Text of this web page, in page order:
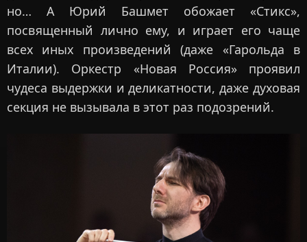
но… А Юрий Башмет обожает «Стикс»,
посвященный лично ему, и играет его чаще
всех иных произведений (даже «Гарольда в
Италии). Оркестр «Новая Россия» проявил
чудеса выдержки и деликатности, даже духовая
секция не вызывала в этот раз подозрений.